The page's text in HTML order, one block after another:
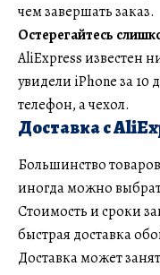
чем завершать заказ.
Остерегайтесь
AliExpress известен
увидели iPhone за 10
телефон, а чехол.
Доставка с
Большинство
иногда можно
Стоимость и сроки
быстрая доставка
Доставка может